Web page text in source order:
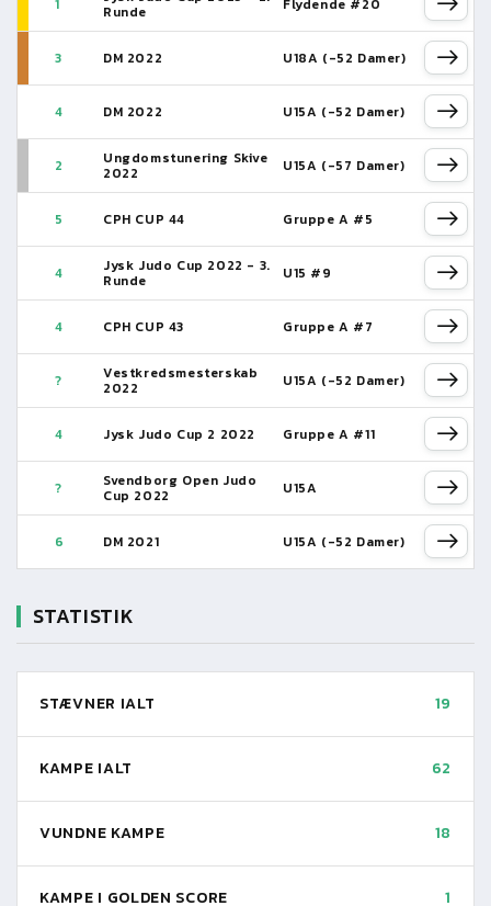
1 Runde Flydende #20
3 DM 2022 U18A (-52 Damer)
4 DM 2022 U15A (-52 Damer)
2 Ungdomstunering Skive
2022 U15A (-57 Damer)
5 CPH CUP 44 Gruppe A #5
4 Jysk Judo Cup 2022 - 3.
Runde U15 #9
4 CPH CUP 43 Gruppe A #7
? Vestkredsmesterskab
2022 U15A (-52 Damer)
4 Jysk Judo Cup 2 2022 Gruppe A #11
? Svendborg Open Judo
Cup 2022 U15A
6 DM 2021 U15A (-52 Damer)
STATISTIK
STÆVNER IALT 19
KAMPE IALT 62
VUNDNE KAMPE 18
KAMPE I GOLDEN SCORE 1